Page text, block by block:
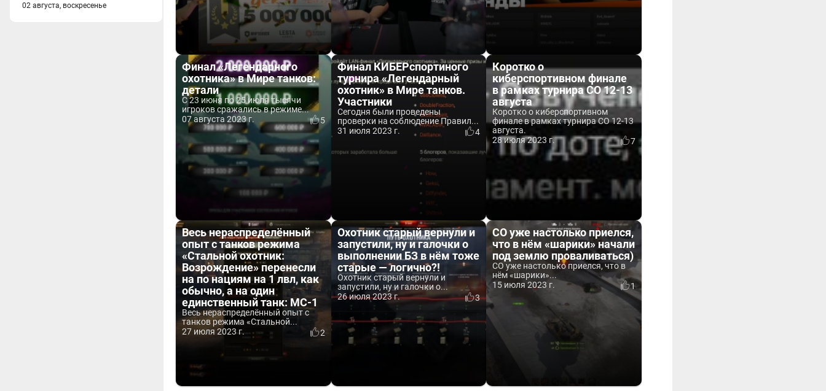
02 августа, воскресенье
Финал «Легендарного
охотника» в Мире танков:
детали
С 23 июня по 25 июля тысячи
игроков сражались в режиме...
07 августа 2023 г.
5
Финал КИБЕРспортиного
турнира «Легендарный
охотник» в Мире танков.
Участники
Сегодня были проведены
проверки на соблюдение Правил...
31 июля 2023 г.
4
Коротко о
киберспортивном финале
в рамках турнира СО 12-13
августа
Коротко о киберспортивном
финале в рамках турнира СО 12-13
августа.
28 июля 2023 г.
7
Весь нераспределённый
опыт с танков режима
«Стальной охотник:
Возрождение» перенесли
на по нациям на 1 лвл, как
обычно, а на один
единственный танк: МС-1
Весь нераспределённый опыт с
танков режима «Стальной...
27 июля 2023 г.
2
Охотник старый вернули и
запустили, ну и галочки о
выполнении БЗ в нём тоже
старые — логично?!
Охотник старый вернули и
запустили, ну и галочки о...
26 июля 2023 г.
3
СО уже настолько приелся,
что в нём «шарики» начали
под землю проваливаться)
СО уже настолько приелся, что в
нём «шарики»...
15 июля 2023 г.
1